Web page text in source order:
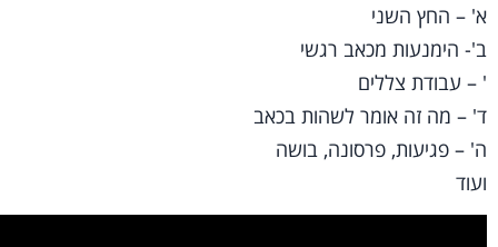
א' – החץ השני
ב'- הימנעות מכאב רגשי
' – עבודת צללים
ד' – מה זה אומר לשהות בכאב
ה' – פגיעות, פרסונה, בושה
ועוד